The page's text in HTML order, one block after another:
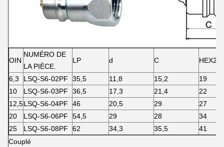
OIN
NUMÉRO DE
LA PIÈCE.
LP d C HEX2
6,3 LSQ-S6-02PF 35,5 11,8 15,2
19
10
LSQ-S6-03PF 36,5 17,3 21,4
22
12,5LSQ-S6-04PF 46 20,5 29
27
20
LSQ-S6-06PF 54,5 29 28
34
25
LSQ-S6-08PF 62 34,3 35,5
41
Couplé